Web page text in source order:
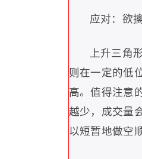
应对：欲
上升三角
则在一定的低
高。值得注意
越少，成交量
以短暂地做空